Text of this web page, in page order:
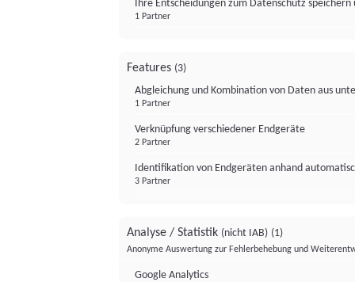
Ihre Entscheidungen zum Datenschutz
1 Partner
Features (3)
Abgleichung und Kombination von Daten aus
1 Partner
Verknüpfung verschiedener Endgeräte
2 Partner
Identifikation von Endgeräten anhand
3 Partner
Analyse / Statistik (nicht IAB) (1)
Anonyme Auswertung zur Fehlerbehebung und
Google Analytics